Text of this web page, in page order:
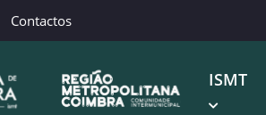
Contactos
ISMT